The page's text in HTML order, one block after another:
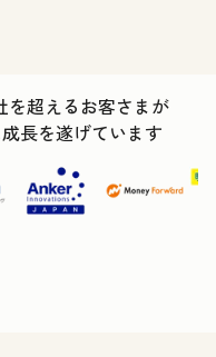
を超えるお客さまが
長を遂げています